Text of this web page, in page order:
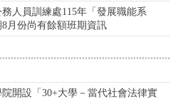
人員訓練處115年「發展職能系
月份尚有餘額班期資訊
開設「30+大學－當代社會法律實